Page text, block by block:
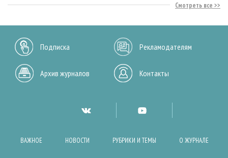
Смотреть все
Подписка Рекламодателям
Архив журналов Контакты
ВАЖНОЕ НОВОСТИ РУБРИКИ И ТЕМЫ О ЖУРНАЛЕ